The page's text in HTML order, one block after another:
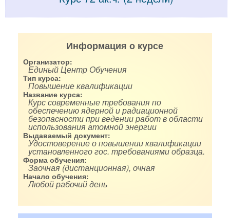
Информация о курсе
Организатор:
Единый Центр Обучения
Тип курса:
Повышение квалификации
Название курса:
Курс современные требования по
обеспечению ядерной и радиационной
безопасности при ведении работ в области
использования атомной энергии
Выдаваемый документ:
Удостоверение о повышении квалификации
установленного гос. требованиями образца.
Форма обучения:
Заочная (дистанционная), очная
Начало обучения:
Любой рабочий день